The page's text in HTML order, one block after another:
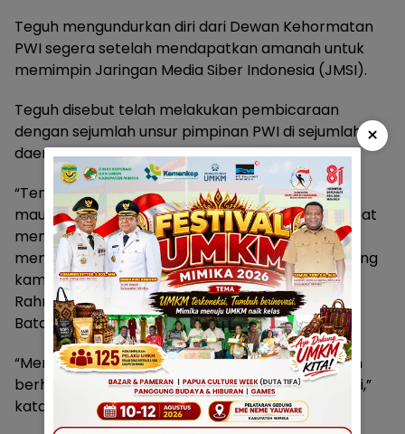
Teguh mengundurkan diri dari Dewan Kehormatan
PWI segera setelah mendapatkan amanah untuk
memimpin Jaringan Media Siber Indonesia (JMSI).
Teguh disebut telah melakukan pembicaraan
dengan sejumlah unsur pimpinan PWI di sejumlah
daerah.
“Teman-teman PWI di daerah baik pengurus
maupun anggota membutuhkan sosok yang dapat
mempersatukan pihak-pihak yang bertikai, dan
mengembalikan marwah organisasi. Ini pesan yang
kami terima dalam setiap komunikasi ” ujar Ari
Rahman, Ketua Harian JMSI, kepada wartawan di
Batam, Kepulauan Riau, Rabu, (30/7/2025).
“Mereka menilai Bang Teguh sangat mampu, dan
berharap Bang Teguh bersedia mencalonkan diri,”
kata Ari lagi.
×